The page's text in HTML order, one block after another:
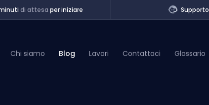
di attesa per iniziare Supporto
Chi siamo Blog Lavori Contattaci Glossario